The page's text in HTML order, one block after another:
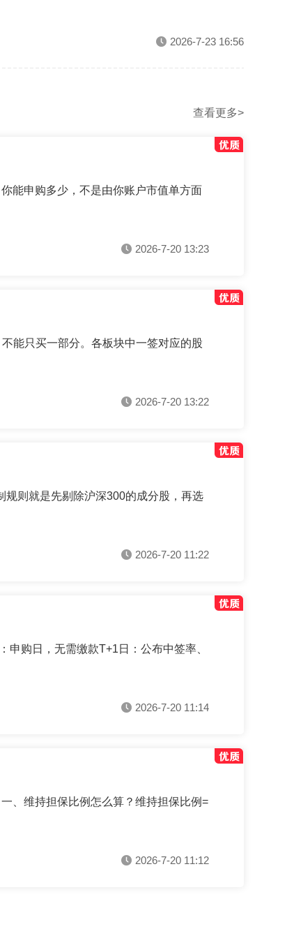
2026-7-23 16:56
查看更多>
能申购多少，不是由你账户市值单方面
2026-7-20 13:23
能只买一部分。各板块中一签对应的股
2026-7-20 13:22
则就是先剔除沪深300的成分股，再选
2026-7-20 11:22
购日，无需缴款T+1日：公布中签率、
2026-7-20 11:14
、维持担保比例怎么算？维持担保比例=
2026-7-20 11:12